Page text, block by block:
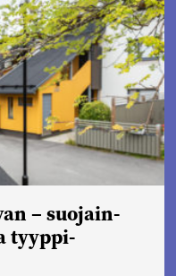
– suojain­
tyyppi­